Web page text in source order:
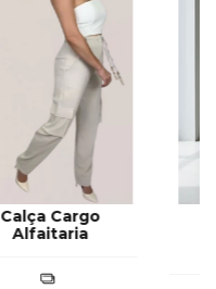
Calça Cargo
Alfaitaria